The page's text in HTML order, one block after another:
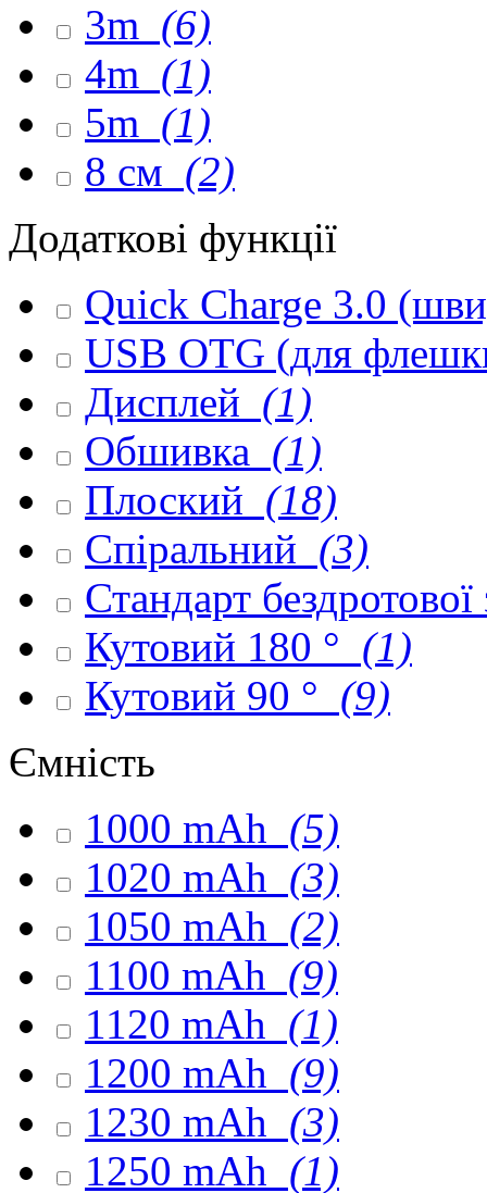
3m (6)
4m (1)
5m (1)
8 см (2)
Додаткові функції
Quick Charge 3.0
USB OTG (для
Дисплей (1)
Обшивка (1)
Плоский (18)
Спіральний (3)
Стандарт
Кутовий 180 ° (1)
Кутовий 90 ° (9)
Ємність
1000 mAh (5)
1020 mAh (3)
1050 mAh (2)
1100 mAh (9)
1120 mAh (1)
1200 mAh (9)
1230 mAh (3)
1250 mAh (1)